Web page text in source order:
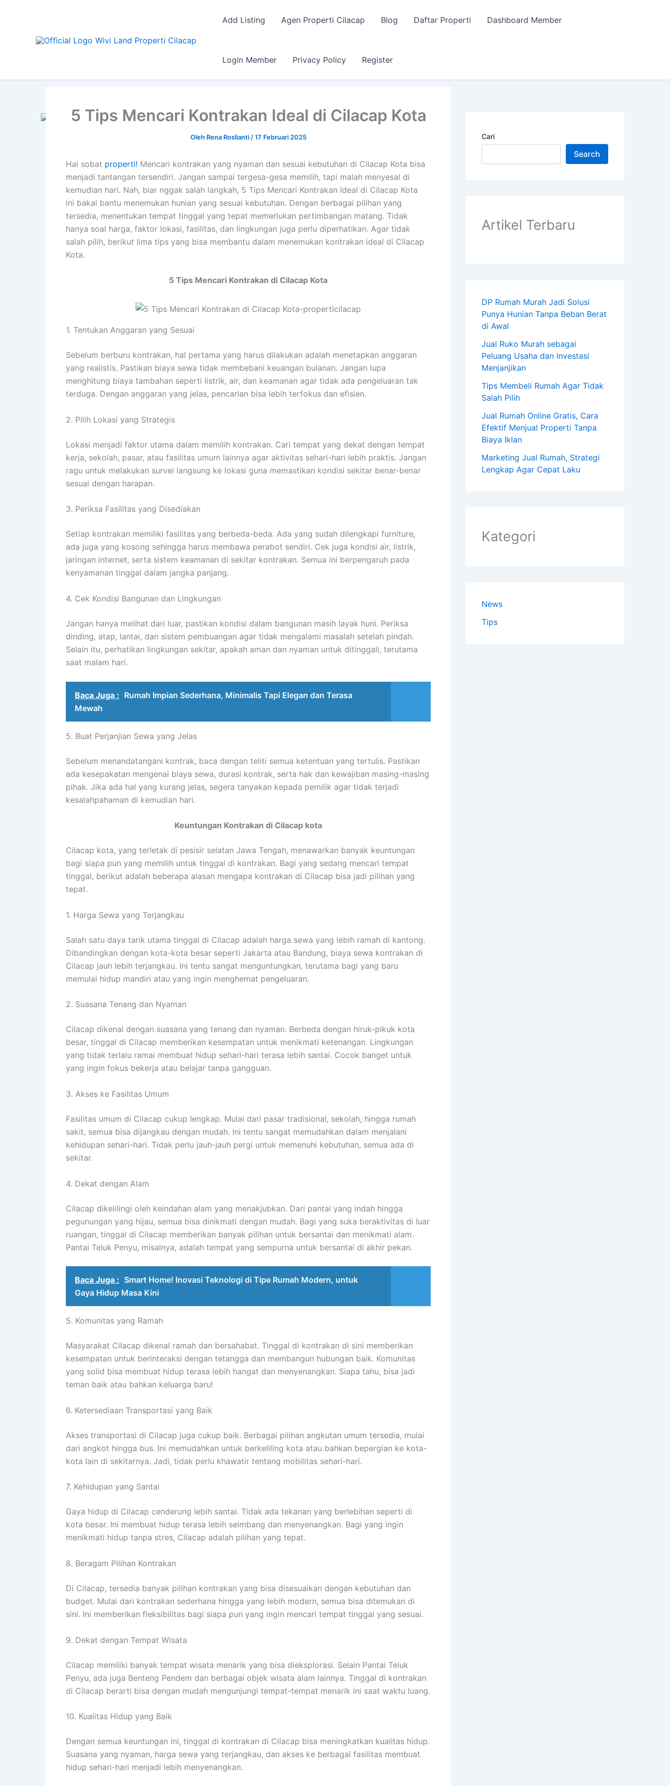
Add Listing Agen Properti Cilacap Blog Daftar Properti Dashboard Member
Login Member Privacy Policy Register
5 Tips Mencari Kontrakan Ideal di Cilacap Kota
Oleh Rena Roslianti /17 Februari 2025
Hai sobat properti! Mencari kontrakan yang nyaman dan sesuai kebutuhan di Cilacap Kota bisa
menjadi tantangan tersendiri. Jangan sampai tergesa-gesa memilih, tapi malah menyesal di
kemudian hari. Nah, biar nggak salah langkah, 5 Tips Mencari Kontrakan Ideal di Cilacap Kota
ini bakal bantu menemukan hunian yang sesuai kebutuhan. Dengan berbagai pilihan yang
tersedia, menentukan tempat tinggal yang tepat memerlukan pertimbangan matang. Tidak
hanya soal harga, faktor lokasi, fasilitas, dan lingkungan juga perlu diperhatikan. Agar tidak
salah pilih, berikut lima tips yang bisa membantu dalam menemukan kontrakan ideal di Cilacap
Kota.
5 Tips Mencari Kontrakan di Cilacap Kota
1. Tentukan Anggaran yang Sesuai
Sebelum berburu kontrakan, hal pertama yang harus dilakukan adalah menetapkan anggaran
yang realistis. Pastikan biaya sewa tidak membebani keuangan bulanan. Jangan lupa
menghitung biaya tambahan seperti listrik, air, dan keamanan agar tidak ada pengeluaran tak
terduga. Dengan anggaran yang jelas, pencarian bisa lebih terfokus dan efisien.
2. Pilih Lokasi yang Strategis
Lokasi menjadi faktor utama dalam memilih kontrakan. Cari tempat yang dekat dengan tempat
kerja, sekolah, pasar, atau fasilitas umum lainnya agar aktivitas sehari-hari lebih praktis. Jangan
ragu untuk melakukan survei langsung ke lokasi guna memastikan kondisi sekitar benar-benar
sesuai dengan harapan.
3. Periksa Fasilitas yang Disediakan
Setiap kontrakan memiliki fasilitas yang berbeda-beda. Ada yang sudah dilengkapi furniture,
ada juga yang kosong sehingga harus membawa perabot sendiri. Cek juga kondisi air, listrik,
jaringan internet, serta sistem keamanan di sekitar kontrakan. Semua ini berpengaruh pada
kenyamanan tinggal dalam jangka panjang.
4. Cek Kondisi Bangunan dan Lingkungan
Jangan hanya melihat dari luar, pastikan kondisi dalam bangunan masih layak huni. Periksa
dinding, atap, lantai, dan sistem pembuangan agar tidak mengalami masalah setelah pindah.
Selain itu, perhatikan lingkungan sekitar, apakah aman dan nyaman untuk ditinggali, terutama
saat malam hari.
Baca Juga : Rumah Impian Sederhana, Minimalis Tapi Elegan dan Terasa
Mewah
5. Buat Perjanjian Sewa yang Jelas
Sebelum menandatangani kontrak, baca dengan teliti semua ketentuan yang tertulis. Pastikan
ada kesepakatan mengenai biaya sewa, durasi kontrak, serta hak dan kewajiban masing-masing
pihak. Jika ada hal yang kurang jelas, segera tanyakan kepada pemilik agar tidak terjadi
kesalahpahaman di kemudian hari.
Keuntungan Kontrakan di Cilacap kota
Cilacap kota, yang terletak di pesisir selatan Jawa Tengah, menawarkan banyak keuntungan
bagi siapa pun yang memilih untuk tinggal di kontrakan. Bagi yang sedang mencari tempat
tinggal, berikut adalah beberapa alasan mengapa kontrakan di Cilacap bisa jadi pilihan yang
tepat.
1. Harga Sewa yang Terjangkau
Salah satu daya tarik utama tinggal di Cilacap adalah harga sewa yang lebih ramah di kantong.
Dibandingkan dengan kota-kota besar seperti Jakarta atau Bandung, biaya sewa kontrakan di
Cilacap jauh lebih terjangkau. Ini tentu sangat menguntungkan, terutama bagi yang baru
memulai hidup mandiri atau yang ingin menghemat pengeluaran.
2. Suasana Tenang dan Nyaman
Cilacap dikenal dengan suasana yang tenang dan nyaman. Berbeda dengan hiruk-pikuk kota
besar, tinggal di Cilacap memberikan kesempatan untuk menikmati ketenangan. Lingkungan
yang tidak terlalu ramai membuat hidup sehari-hari terasa lebih santai. Cocok banget untuk
yang ingin fokus bekerja atau belajar tanpa gangguan.
3. Akses ke Fasilitas Umum
Fasilitas umum di Cilacap cukup lengkap. Mulai dari pasar tradisional, sekolah, hingga rumah
sakit, semua bisa dijangkau dengan mudah. Ini tentu sangat memudahkan dalam menjalani
kehidupan sehari-hari. Tidak perlu jauh-jauh pergi untuk memenuhi kebutuhan, semua ada di
sekitar.
4. Dekat dengan Alam
Cilacap dikelilingi oleh keindahan alam yang menakjubkan. Dari pantai yang indah hingga
pegunungan yang hijau, semua bisa dinikmati dengan mudah. Bagi yang suka beraktivitas di luar
ruangan, tinggal di Cilacap memberikan banyak pilihan untuk bersantai dan menikmati alam.
Pantai Teluk Penyu, misalnya, adalah tempat yang sempurna untuk bersantai di akhir pekan.
Baca Juga : Smart Home! Inovasi Teknologi di Tipe Rumah Modern, untuk
Gaya Hidup Masa Kini
5. Komunitas yang Ramah
Masyarakat Cilacap dikenal ramah dan bersahabat. Tinggal di kontrakan di sini memberikan
kesempatan untuk berinteraksi dengan tetangga dan membangun hubungan baik. Komunitas
yang solid bisa membuat hidup terasa lebih hangat dan menyenangkan. Siapa tahu, bisa jadi
teman baik atau bahkan keluarga baru!
6. Ketersediaan Transportasi yang Baik
Akses transportasi di Cilacap juga cukup baik. Berbagai pilihan angkutan umum tersedia, mulai
dari angkot hingga bus. Ini memudahkan untuk berkeliling kota atau bahkan bepergian ke kota-
kota lain di sekitarnya. Jadi, tidak perlu khawatir tentang mobilitas sehari-hari.
7. Kehidupan yang Santai
Gaya hidup di Cilacap cenderung lebih santai. Tidak ada tekanan yang berlebihan seperti di
kota besar. Ini membuat hidup terasa lebih seimbang dan menyenangkan. Bagi yang ingin
menikmati hidup tanpa stres, Cilacap adalah pilihan yang tepat.
8. Beragam Pilihan Kontrakan
Di Cilacap, tersedia banyak pilihan kontrakan yang bisa disesuaikan dengan kebutuhan dan
budget. Mulai dari kontrakan sederhana hingga yang lebih modern, semua bisa ditemukan di
sini. Ini memberikan fleksibilitas bagi siapa pun yang ingin mencari tempat tinggal yang sesuai.
9. Dekat dengan Tempat Wisata
Cilacap memiliki banyak tempat wisata menarik yang bisa dieksplorasi. Selain Pantai Teluk
Penyu, ada juga Benteng Pendem dan berbagai objek wisata alam lainnya. Tinggal di kontrakan
di Cilacap berarti bisa dengan mudah mengunjungi tempat-tempat menarik ini saat waktu luang.
10. Kualitas Hidup yang Baik
Dengan semua keuntungan ini, tinggal di kontrakan di Cilacap bisa meningkatkan kualitas hidup.
Suasana yang nyaman, harga sewa yang terjangkau, dan akses ke berbagai fasilitas membuat
hidup sehari-hari menjadi lebih menyenangkan.
Cari
Search
Artikel Terbaru
DP Rumah Murah Jadi Solusi
Punya Hunian Tanpa Beban Berat
di Awal
Jual Ruko Murah sebagai
Peluang Usaha dan Investasi
Menjanjikan
Tips Membeli Rumah Agar Tidak
Salah Pilih
Jual Rumah Online Gratis, Cara
Efektif Menjual Properti Tanpa
Biaya Iklan
Marketing Jual Rumah, Strategi
Lengkap Agar Cepat Laku
Kategori
News
Tips